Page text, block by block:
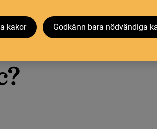
kakor Godkänn bara nödvändiga